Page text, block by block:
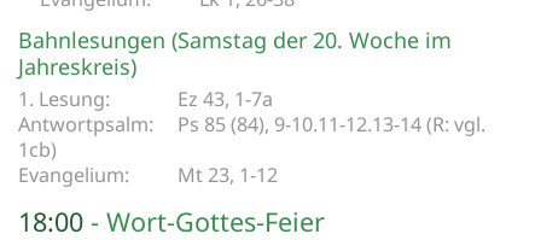
Bahnlesungen (Samstag der 20. Woche im
Jahreskreis)
Ez 43, 1-7a
Ps 85 (84), 9-10.11-12.13-14 (R: vgl.
1cb)
Mt 23, 1-12
18:00 Wort-Gottes-Feier